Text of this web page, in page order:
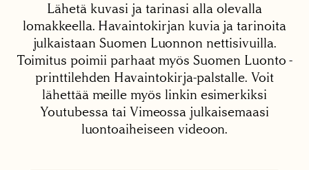
Lähetä kuvasi ja tarinasi alla olevalla
lomakkeella. Havaintokirjan kuvia ja tarinoita
julkaistaan Suomen Luonnon nettisivuilla.
Toimitus poimii parhaat myös Suomen Luonto -
printtilehden Havaintokirja-palstalle. Voit
lähettää meille myös linkin esimerkiksi
Youtubessa tai Vimeossa julkaisemaasi
luontoaiheiseen videoon.